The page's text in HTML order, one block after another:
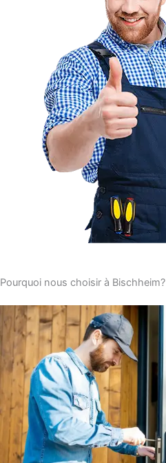
Pourquoi nous choisir à Bischheim?